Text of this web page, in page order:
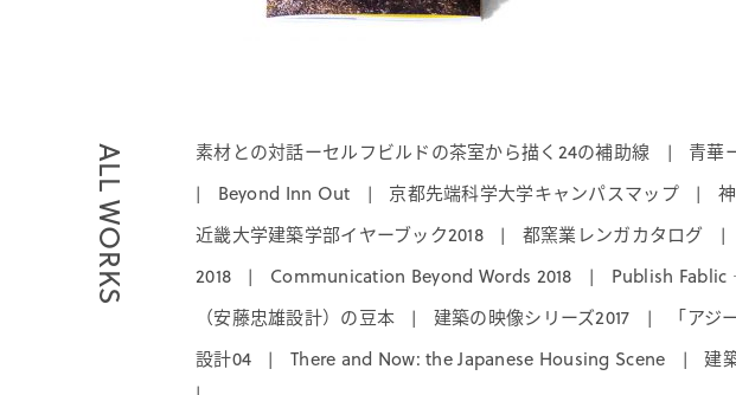
ALL WORKS 素材との対話ーセルフビルドの茶室から描く24の補助線 | 青華
| Beyond Inn Out | 京都先端科学大学キャンパスマップ |
近畿大学建築学部イヤーブック2018 | 都窯業レンガカタログ |
2018
| Communication Beyond Words 2018 | Publish
（安藤忠雄設計）の豆本
| 建築の映像シリーズ2017 | 「ア
設計04
| There and Now: the Japanese Housing Scene | 建